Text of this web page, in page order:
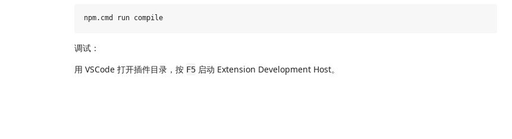
调试：
用 VSCode 打开插件目录，按 F5 启动 Extension Development Host。